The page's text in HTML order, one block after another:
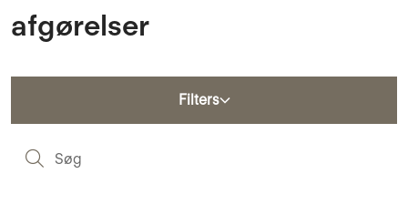
afgørelser
Filters